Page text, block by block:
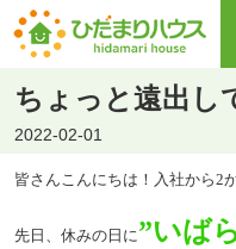
ちょっと遠出し
2022-02-01
皆さんこんにちは！入社から2
先日、休みの日に”いば